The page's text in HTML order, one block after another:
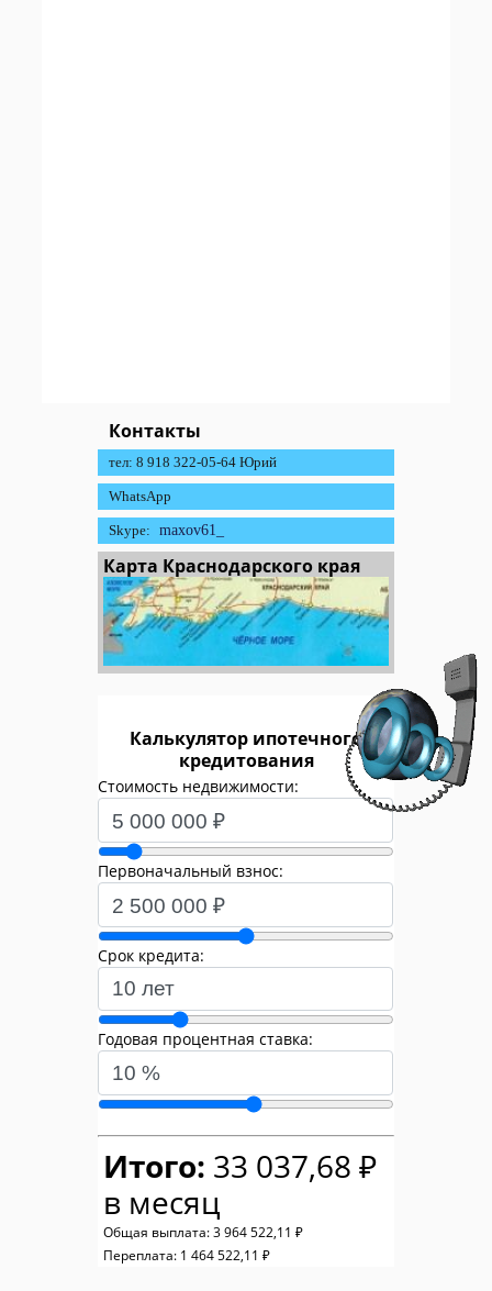
Контакты
тел: 8 918 322-05-64 Юрий
WhatsApp
Skype: maxov61_
Карта Краснодарского края
Калькулятор ипотечного
кредитования
Стоимость недвижимости:
Первоначальный взнос:
Срок кредита:
Годовая процентная ставка:
Итого: 33 037,68 ₽
в месяц
Общая выплата: 3 964 522,11 ₽
Переплата: 1 464 522,11 ₽